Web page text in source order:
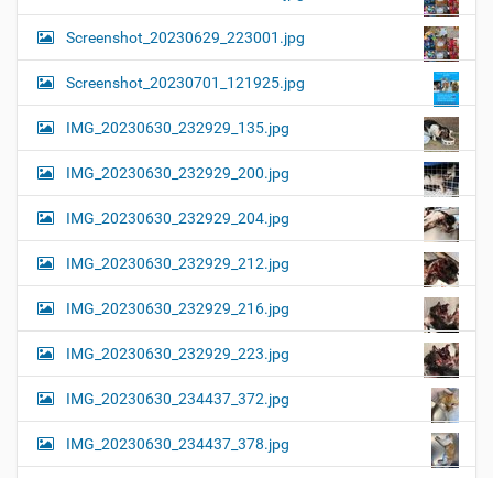
Screenshot_20230629_223001.jpg
Screenshot_20230701_121925.jpg
IMG_20230630_232929_135.jpg
IMG_20230630_232929_200.jpg
IMG_20230630_232929_204.jpg
IMG_20230630_232929_212.jpg
IMG_20230630_232929_216.jpg
IMG_20230630_232929_223.jpg
IMG_20230630_234437_372.jpg
IMG_20230630_234437_378.jpg